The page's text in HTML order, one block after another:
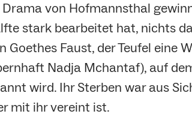
von Hofmannsthal
stark bearbeitet hat, nichts
Faust, der Teufel eine
Nadja Mchantaf), auf
wird. Ihr Sterben war aus
mit ihr vereint ist.